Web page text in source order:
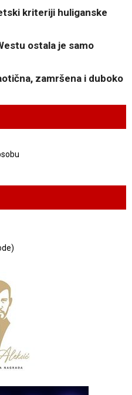
kriteriji huliganske
ostala je samo
zamršena i duboko